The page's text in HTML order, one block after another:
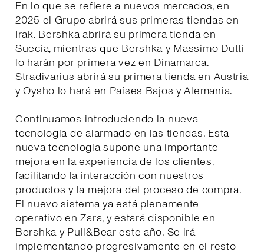
En lo que se refiere a nuevos mercados, en
2025 el Grupo abrirá sus primeras tiendas en
Irak. Bershka abrirá su primera tienda en
Suecia, mientras que Bershka y Massimo Dutti
lo harán por primera vez en Dinamarca.
Stradivarius abrirá su primera tienda en Austria
y Oysho lo hará en Países Bajos y Alemania.
Continuamos introduciendo la nueva
tecnología de alarmado en las tiendas. Esta
nueva tecnología supone una importante
mejora en la experiencia de los clientes,
facilitando la interacción con nuestros
productos y la mejora del proceso de compra.
El nuevo sistema ya está plenamente
operativo en Zara, y estará disponible en
Bershka y Pull&Bear este año. Se irá
implementando progresivamente en el resto